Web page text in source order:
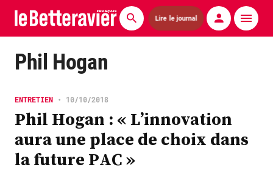
Lire le journal
Actualités
Agronomie
Matériels
La technique ITB
Phil Hogan
ENTRETIEN • 10/10/2018
Phil Hogan : « L’innovation
aura une place de choix dans
la future PAC »